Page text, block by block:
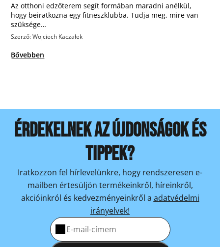
Az otthoni edzőterem segít formában maradni anélkül,
hogy beiratkozna egy fitneszklubba. Tudja meg, mire van
szüksége…
Szerző: Wojciech Kaczałek
Bővebben
ÉRDEKELNEK AZ ÚJDONSÁGOK ÉS
TIPPEK?
Iratkozzon fel hírlevelünkre, hogy rendszeresen e-
mailben értesüljön termékeinkről, híreinkről,
akcióinkról és kedvezményeinkről a adatvédelmi
irányelvek!